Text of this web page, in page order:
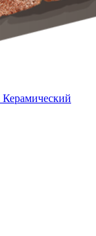
Керамический